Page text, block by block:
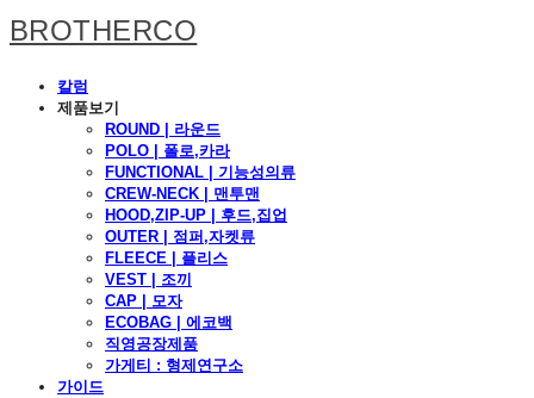
BROTHERCO
칼럼
제품보기
ROUND | 라운드
POLO | 폴로,카라
FUNCTIONAL | 기능성의류
CREW-NECK | 맨투맨
HOOD,ZIP-UP | 후드,집업
OUTER | 점퍼,자켓류
FLEECE | 플리스
VEST | 조끼
CAP | 모자
ECOBAG | 에코백
직영공장제품
가게티 : 형제연구소
가이드